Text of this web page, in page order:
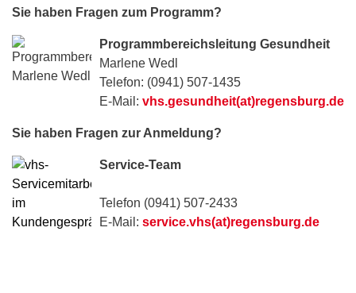
Sie haben Fragen zum Programm?
Programmbereichsleitung Gesundheit
Marlene Wedl
Telefon: (0941) 507-1435
E-Mail: vhs.gesundheit(at)regensburg.de
Sie haben Fragen zur Anmeldung?
Service-Team
Telefon (0941) 507-2433
E-Mail: service.vhs(at)regensburg.de